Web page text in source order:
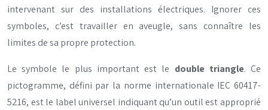
intervenant sur des installations électriques. Ignorer ces
symboles, c’est travailler en aveugle, sans connaître les
limites de sa propre protection.
Le symbole le plus important est le double triangle. Ce
pictogramme, défini par la norme internationale IEC 60417-
5216, est le label universel indiquant qu’un outil est approprié